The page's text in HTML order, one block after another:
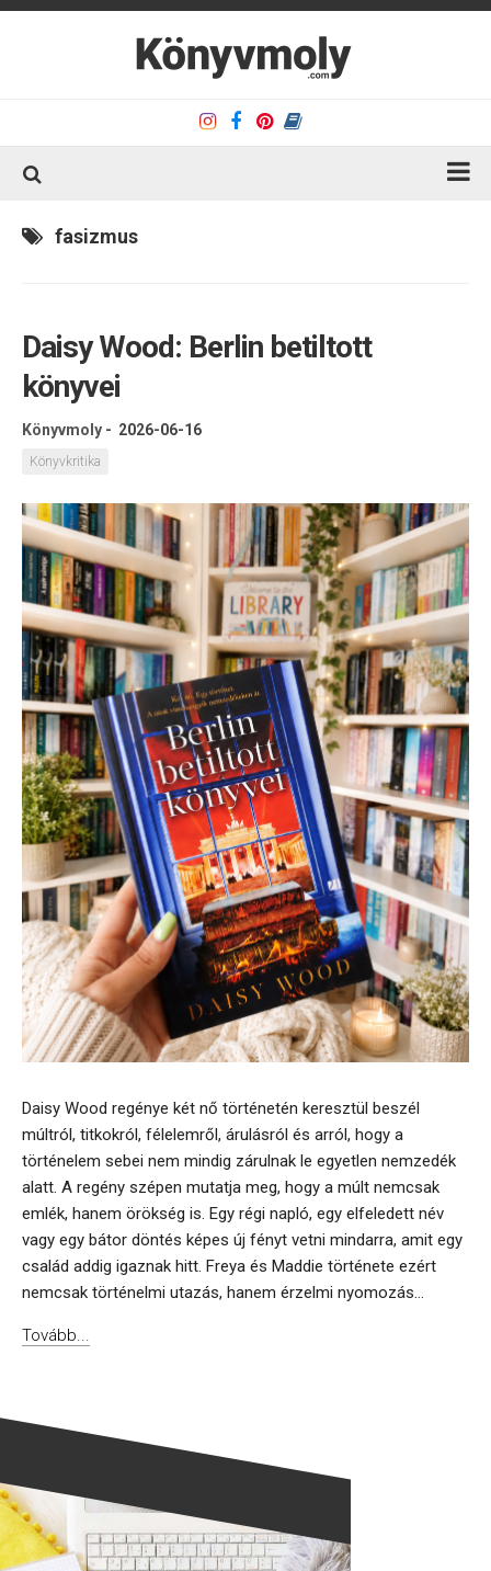
Kapcsolat
Olvasó sarok
Könyveim
Rólam
fasizmus
Daisy Wood: Berlin betiltott
könyvei
Könyvmoly - 2026-06-16
Könyvkritika
Daisy Wood regénye két nő történetén keresztül beszél
múltról, titkokról, félelemről, árulásról és arról, hogy a
történelem sebei nem mindig zárulnak le egyetlen nemzedék
alatt. A regény szépen mutatja meg, hogy a múlt nemcsak
emlék, hanem örökség is. Egy régi napló, egy elfeledett név
vagy egy bátor döntés képes új fényt vetni mindarra, amit egy
család addig igaznak hitt. Freya és Maddie története ezért
nemcsak történelmi utazás, hanem érzelmi nyomozás...
Tovább...